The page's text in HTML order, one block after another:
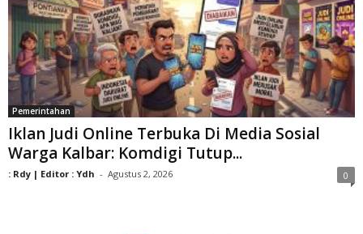
Pemerintahan
Iklan Judi Online Terbuka Di Media Sosial
Warga Kalbar: Komdigi Tutup...
: Rdy | Editor : Ydh - Agustus 2, 2026 0